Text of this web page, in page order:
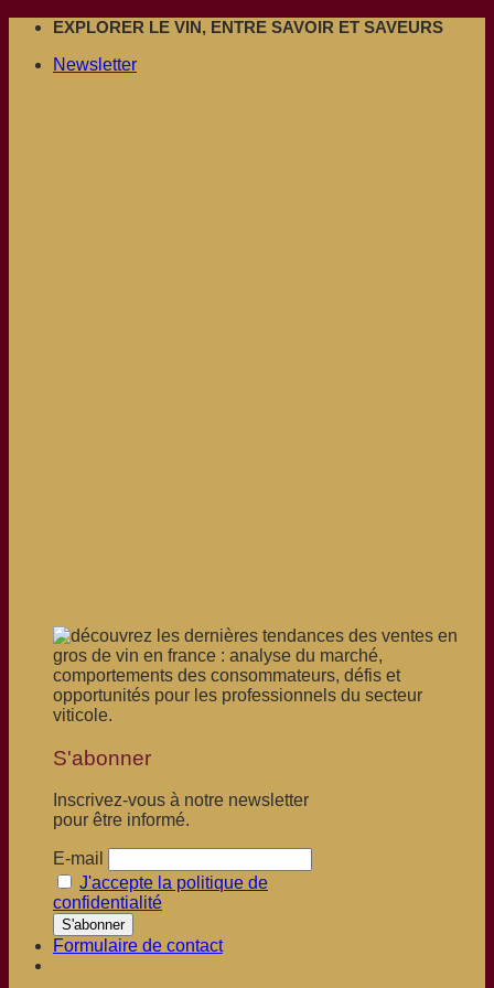
Passer
contenu
EXPLORER LE VIN, ENTRE SAVOIR ET SAVEURS
Newsletter
S'abonner
Inscrivez-vous à notre newsletter
pour être informé.
E-mail
J'accepte la politique de
confidentialité
Formulaire de contact